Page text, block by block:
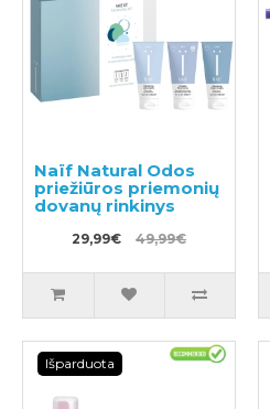
Naïf Natural Odos
priežiūros priemonių
dovanų rinkinys
29,99€ 49,99€
Išparduota